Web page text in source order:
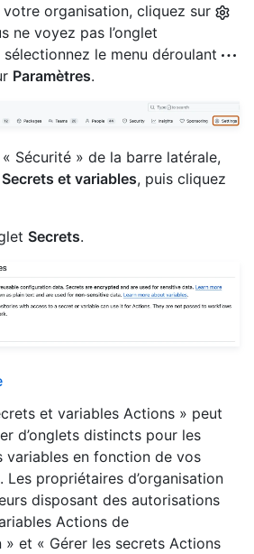
votre organisation, cliquez sur
ne voyez pas l’onglet
sélectionnez le menu déroulant
Paramètres.
Sécurité » de la barre latérale,
Secrets et variables, puis cliquez
Secrets.
et variables Actions » peut
d’onglets distincts pour les
variables en fonction de vos
Les propriétaires d’organisation
disposant des autorisations
Actions de
» et « Gérer les secrets Actions